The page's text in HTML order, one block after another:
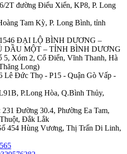
2T đường Điểu Xiển, KP8, P. Long
Tam Kỳ, P. Long Bình, tỉnh
ĐẠI LỘ BÌNH DƯƠNG –
DẦU MỘT – TỈNH BÌNH DƯƠNG
5, Xóm 2, Cổ Điển, Vĩnh Thanh, Hà
Long)
Lê Đức Thọ - P15 - Quận Gò Vấp -
P.Long Hòa, Q.Bình Thủy,
Đường 30.4, Phường Ea Tam,
Đắk Lắk
454 Hùng Vương, Thị Trấn Di Linh,